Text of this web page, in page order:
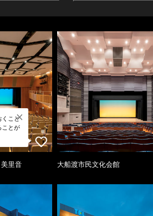
くこと
ことが
里音 大船渡市民文化会館